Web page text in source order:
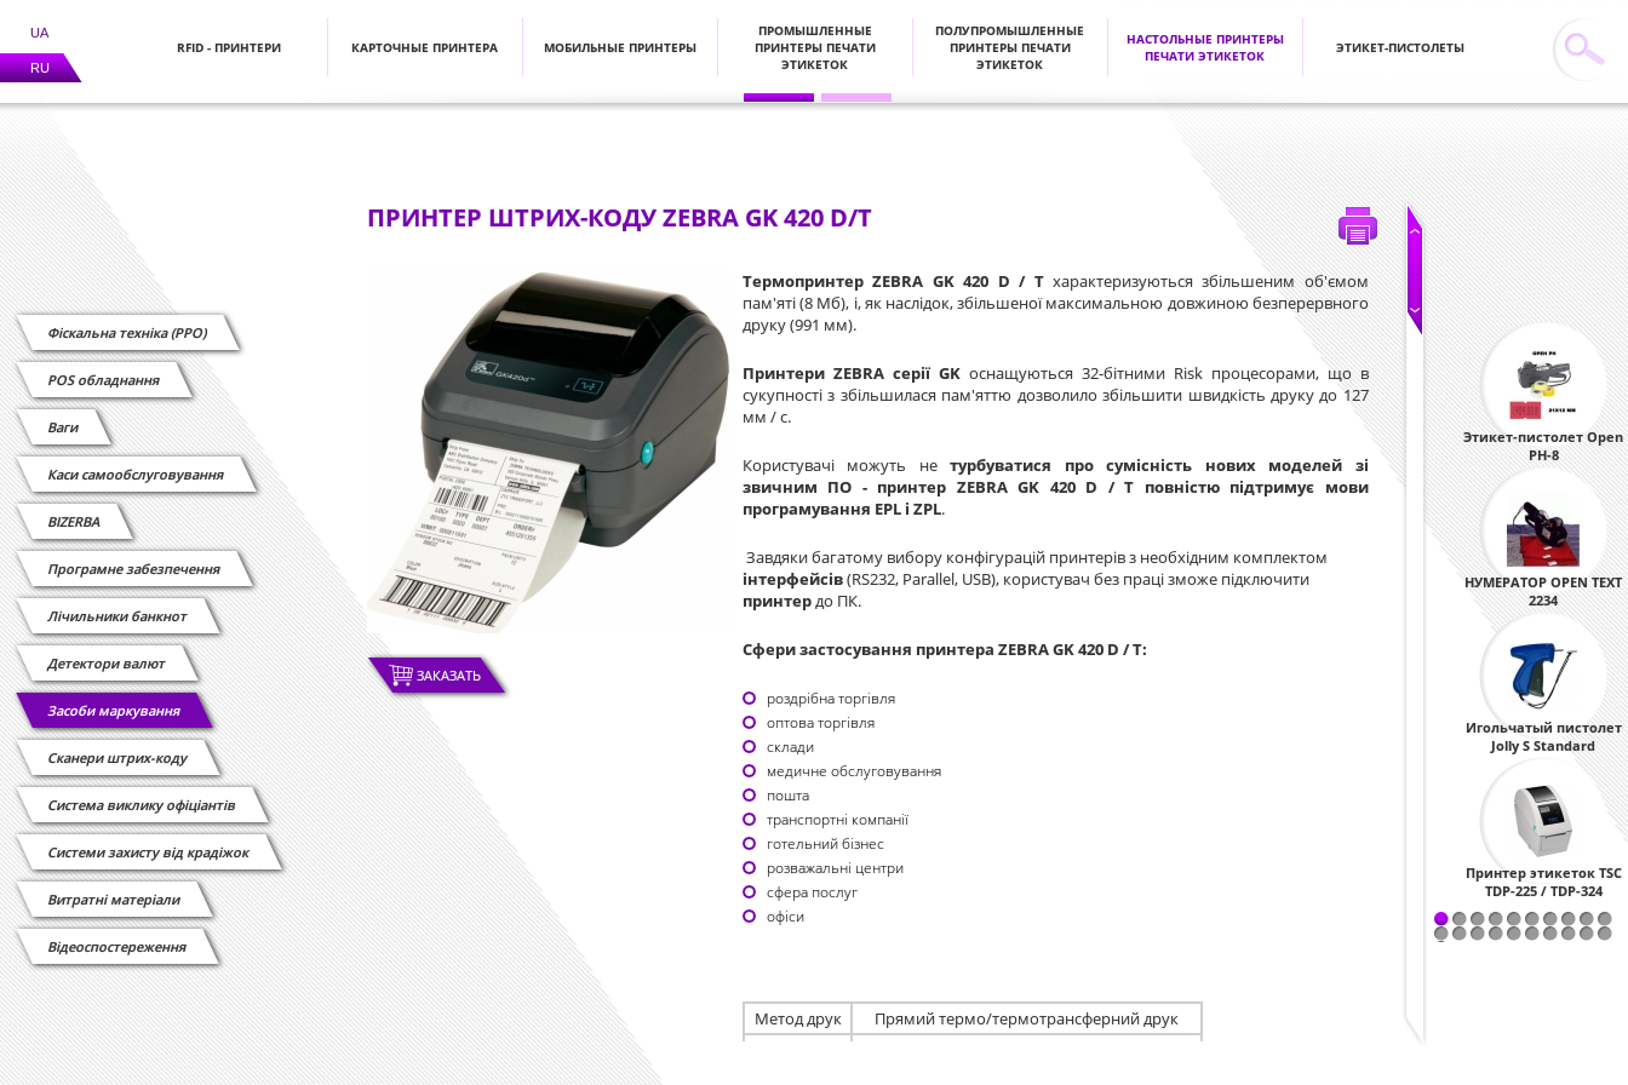
UA
RU
RFID - ПРИНТЕРИ КАРТОЧНЫЕ ПРИНТЕРА МОБИЛЬНЫЕ ПРИНТЕРЫ
ПРОМЫШЛЕННЫЕ
ПРИНТЕРЫ ПЕЧАТИ
ЭТИКЕТОК
ПОЛУПРОМЫШЛЕННЫЕ
ПРИНТЕРЫ ПЕЧАТИ
ЭТИКЕТОК
НАСТОЛЬНЫЕ ПРИНТЕРЫ
ПЕЧАТИ ЭТИКЕТОК
ЭТИКЕТ-ПИСТОЛЕТЫ ИГОЛЬЧАТЫЕ
Фіскальна техніка (РРО)
POS обладнання
Ваги
Каси самообслуговування
BIZERBA
Програмне забезпечення
Лічильники банкнот
Детектори валют
Засоби маркування
Сканери штрих-коду
Cистема виклику офіціантів
Системи захисту від крадіжок
Витратні матеріали
Відеоспостереження
ПРИНТЕР ШТРИХ-КОДУ ZEBRA GK 420 D/T
ЗАКАЗАТЬ
Термопринтер ZEBRA GK 420 D / Tхарактеризуються збільшеним об'ємом
пам'яті (8 Мб), і, як наслідок, збільшеної максимальною довжиною безперервного
друку (991 мм).
Принтери ZEBRA серії GKоснащуються 32-бітними Risk процесорами, що в
сукупності з збільшилася пам'яттю дозволило збільшити швидкість друку до 127
мм / с.
Користувачі можуть нетурбуватися про сумісність нових моделей зі
звичним ПО - принтер ZEBRA GK 420 D / T повністю підтримує мови
програмування EPL і ZPL.
Завдяки багатому вибору конфігурацій принтерів з необхідним комплектом
інтерфейсів(RS232, Parallel, USB), користувач без праці зможе підключити
принтердо ПК.
Сфери застосування принтера ZEBRA GK 420 D / T:
роздрібна торгівля
оптова торгівля
склади
медичне обслуговування
пошта
транспортні компанії
готельний бізнес
розважальні центри
сфера послуг
офіси
Метод друк
Прямий термо/термотрансферний друк
Этикет-пистолет Open
PH-8
НУМЕРАТОР OPEN TEXT
2234
Игольчатый пистолет
Jolly S Standard
Принтер этикеток TSC
TDP-225 / ТDP-324